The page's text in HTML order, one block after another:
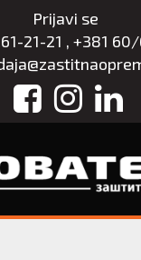
Prijavi se
21-21 , +381
Facebook